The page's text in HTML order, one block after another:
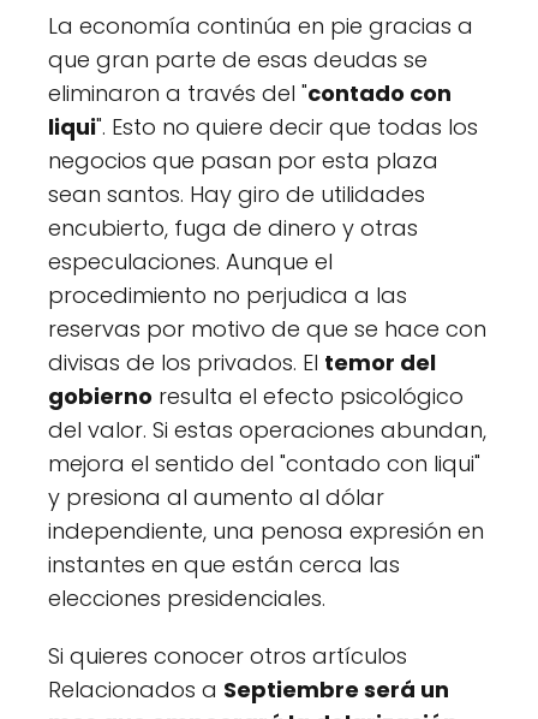
La economía continúa en pie gracias a
que gran parte de esas deudas se
eliminaron a través del "contado con
liqui". Esto no quiere decir que todas los
negocios que pasan por esta plaza
sean santos. Hay giro de utilidades
encubierto, fuga de dinero y otras
especulaciones. Aunque el
procedimiento no perjudica a las
reservas por motivo de que se hace con
divisas de los privados. El temor del
gobierno resulta el efecto psicológico
del valor. Si estas operaciones abundan,
mejora el sentido del "contado con liqui"
y presiona al aumento al dólar
independiente, una penosa expresión en
instantes en que están cerca las
elecciones presidenciales.
Si quieres conocer otros artículos
Relacionados a Septiembre será un